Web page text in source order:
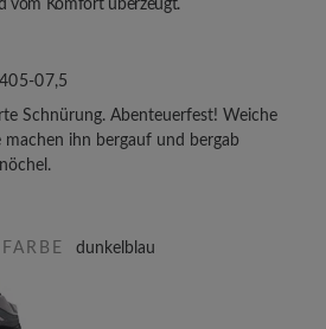
vom Komfort überzeugt.
07,5
Schnürung. Abenteuerfest! Weiche
machen ihn bergauf und bergab
dunkelblau